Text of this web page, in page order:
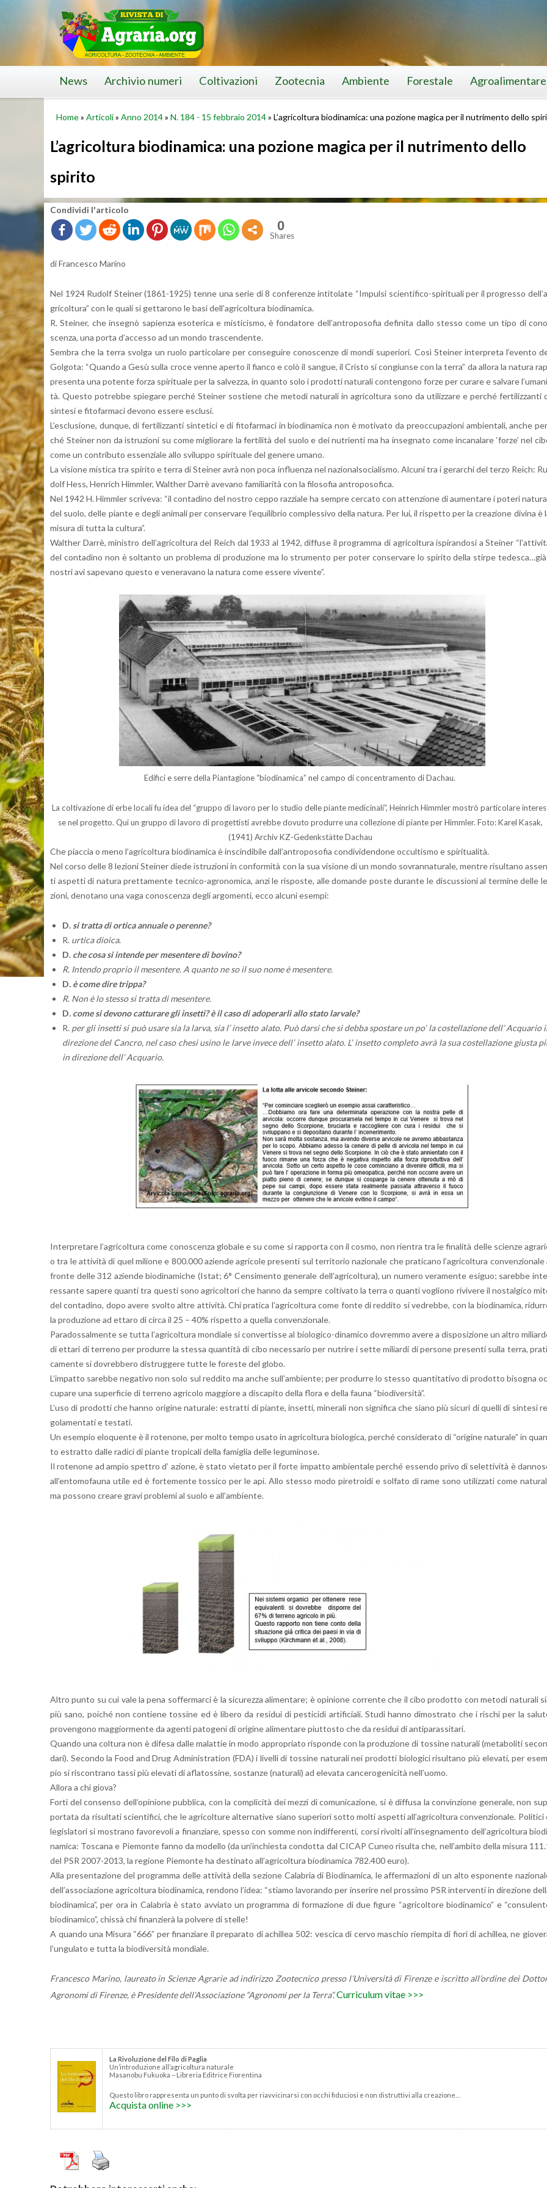
News Archivio numeri Coltivazioni Zootecnia Ambiente Forestale Agroalimentare
Home» Articoli» Anno 2014» N. 184 - 15 febbraio 2014» L’agricoltura biodinamica: una pozione magica per il nutrimento dello
L’agricoltura biodinamica: una pozione magica per il nutrimento dello
spirito
Con­di­vi­di l'ar­ti­co­lo
0
Shares
di Fran­ce­sco Ma­ri­no
Nel 1924 Ru­dolf Stei­ner (1861-1925) tenne una serie di 8 con­fe­ren­ze in­ti­to­la­te “Im­pul­si scien­ti­fi­co-spi­ri­tua­li per il pro­gres­so
gri­col­tu­ra” con le quali si get­ta­ro­no le basi del­l’a­gri­col­tu­ra bio­di­n­a­mi­ca.
R. Stei­ner, che in­se­gnò sa­pien­za eso­te­ri­ca e mi­sti­ci­smo, è fon­da­to­re del­l’an­tro­po­so­fia de­fi­ni­ta dallo stes­so come un tipo di
scen­za, una porta d’ac­ces­so ad un mondo tra­scen­den­te.
Sem­bra che la terra svol­ga un ruolo par­ti­co­la­re per con­se­gui­re co­no­scen­ze di mondi su­pe­rio­ri. Così Stei­ner in­ter­pre­ta l’e­ven­to
Gol­go­ta: “Quan­do a Gesù sulla croce venne aper­to il fian­co e colò il san­gue, il Cri­sto si con­giun­se con la terra” da al­lo­ra la na­tu­ra
pre­sen­ta una po­ten­te forza spi­ri­tua­le per la sal­vez­za, in quan­to solo i pro­dot­ti na­tu­ra­li con­ten­go­no forze per cu­ra­re e sal­va­re
tà. Que­sto po­treb­be spie­ga­re per­ché Stei­ner so­stie­ne che me­to­di na­tu­ra­li in agri­col­tu­ra sono da uti­liz­za­re e per­ché fer­ti­liz­zan­ti
sin­te­si e fi­to­far­ma­ci de­vo­no es­se­re esclu­si.
L’e­sclu­sio­ne, dun­que, di fer­ti­liz­zan­ti sin­te­ti­ci e di fi­to­far­ma­ci in bio­di­n­a­mi­ca non è mo­ti­va­to da pre­oc­cu­pa­zio­ni am­bien­ta­li, anche
ché Stei­ner non da istru­zio­ni su come mi­glio­ra­re la fer­ti­li­tà del suolo e dei nu­trien­ti ma ha in­se­gna­to come in­ca­na­la­re ‘for­ze’ nel
come un con­tri­bu­to es­sen­zia­le allo svi­lup­po spi­ri­tua­le del ge­ne­re umano.
La vi­sio­ne mi­sti­ca tra spi­ri­to e terra di Stei­ner avrà non poca in­fluen­za nel na­zio­nal­so­cia­li­smo. Al­cu­ni tra i ge­rar­chi del terzo Reich:
dolf Hess, Hen­ri­ch Himm­ler, Wal­ther Darrè ave­va­no fa­mi­lia­ri­tà con la fi­lo­so­fia an­tro­po­so­fi­ca.
Nel 1942 H. Himm­ler scri­ve­va: “il con­ta­di­no del no­stro ceppo raz­zia­le ha sem­pre cer­ca­to con at­ten­zio­ne di au­men­ta­re i po­te­ri
del suolo, delle pian­te e degli ani­ma­li per con­ser­va­re l’e­qui­li­brio com­ples­si­vo della na­tu­ra. Per lui, il ri­spet­to per la crea­zio­ne di­vi­na è
mi­su­ra di tutta la cul­tu­ra”.
Wal­ther Darrè, mi­ni­stro del­l’a­gri­col­tu­ra del Reich dal 1933 al 1942, dif­fu­se il pro­gram­ma di agri­col­tu­ra ispi­ran­do­si a Stei­ner
del con­ta­di­no non è sol­tan­to un pro­ble­ma di pro­du­zio­ne ma lo stru­men­to per poter con­ser­va­re lo spi­ri­to della stir­pe
no­stri avi sa­pe­va­no que­sto e ve­ne­ra­va­no la na­tu­ra come es­se­re vi­ven­te”.
Edi­fi­ci e serre della Pian­ta­gio­ne “bio­di­n­a­mi­ca” nel campo di con­cen­tra­men­to di Da­chau.
La col­ti­va­zio­ne di erbe lo­ca­li fu idea del “grup­po di la­vo­ro per lo stu­dio delle pian­te me­di­ci­na­li”, Hein­ri­ch Himm­ler mo­strò par­ti­co­la­re
se nel pro­get­to. Qui un grup­po di la­vo­ro di pro­get­ti­sti avreb­be do­vu­to pro­dur­re una col­le­zio­ne di pian­te per Himm­ler. Foto: Karel Kasak,
(1941) Ar­chiv KZ-Ge­denk­stätte Da­chau
Che piac­cia o meno l’a­gri­col­tu­ra bio­di­n­a­mi­ca è in­scin­di­bi­le dal­l’an­tro­po­so­fia con­di­vi­den­do­ne oc­cul­ti­smo e spi­ri­tua­li­tà.
Nel corso delle 8 le­zio­ni Stei­ner diede istru­zio­ni in con­for­mi­tà con la sua vi­sio­ne di un mondo so­vran­na­tu­ra­le, men­tre ri­sul­ta­no
ti aspet­ti di na­tu­ra pret­ta­men­te tec­ni­co-agro­no­mi­ca, anzi le ri­spo­ste, alle do­man­de poste du­ran­te le di­scus­sio­ni al ter­mi­ne delle
zio­ni, de­no­ta­no una vaga co­no­scen­za degli ar­go­men­ti, ecco al­cu­ni esem­pi:
D. si trat­ta di or­ti­ca an­nua­le o pe­ren­ne?
R. ur­ti­ca dioi­ca.
D. che cosa si in­ten­de per me­sen­te­re di bo­vi­no?
R. In­ten­do pro­prio il me­sen­te­re. A quan­to ne so il suo nome è me­sen­te­re.
D. è come dire trip­pa?
R. Non è lo stes­so si trat­ta di me­sen­te­re.
D. come si de­vo­no cat­tu­ra­re gli in­set­ti? è il caso di ado­pe­rar­li allo stato lar­va­le?
R. per gli in­set­ti si può usare sia la larva, sia l’ in­set­to alato. Può darsi che si debba spo­sta­re un po’ la co­stel­la­zio­ne dell’ Ac­qua­rio
di­re­zio­ne del Can­cro, nel caso chesi usino le larve in­ve­ce dell’ in­set­to alato. L’ in­set­to com­ple­to avrà la sua co­stel­la­zio­ne giu­sta
in di­re­zio­ne dell’ Ac­qua­rio.
In­ter­pre­ta­re l’a­gri­col­tu­ra come co­no­scen­za glo­ba­le e su come si rap­por­ta con il cosmo, non rien­tra tra le fi­na­li­tà delle scien­ze
o tra le at­ti­vi­tà di quel mi­lio­ne e 800.000 azien­de agri­co­le pre­sen­ti sul ter­ri­to­rio na­zio­na­le che pra­ti­ca­no l’a­gri­col­tu­ra con­ven­zio­na­le
fron­te delle 312 azien­de bio­di­n­a­mi­che (Istat; 6° Cen­si­men­to ge­ne­ra­le del­l’a­gri­col­tu­ra), un nu­me­ro ve­ra­men­te esi­guo; sa­reb­be
res­san­te sa­pe­re quan­ti tra que­sti sono agri­col­to­ri che hanno da sem­pre col­ti­va­to la terra o quan­ti vo­glio­no ri­vi­ve­re il no­stal­gi­co
del con­ta­di­no, dopo avere svol­to altre at­ti­vi­tà. Chi pra­ti­ca l’a­gri­col­tu­ra come fonte di red­di­to si ve­dreb­be, con la bio­di­n­a­mi­ca,
la pro­du­zio­ne ad et­ta­ro di circa il 25 – 40% ri­spet­to a quel­la con­ven­zio­na­le.
Pa­ra­dos­sal­men­te se tutta l’a­gri­col­tu­ra mon­dia­le si con­ver­tis­se al bio­lo­g­i­co-di­na­mi­co do­vrem­mo avere a di­spo­si­zio­ne un altro
di et­ta­ri di ter­re­no per pro­dur­re la stes­sa quan­ti­tà di cibo ne­ces­sa­rio per nu­tri­re i sette mi­liar­di di per­so­ne pre­sen­ti sulla terra,
ca­men­te si do­vreb­be­ro di­strug­ge­re tutte le fo­re­ste del globo.
L’im­pat­to sa­reb­be ne­ga­ti­vo non solo sul red­di­to ma anche sul­l’am­bien­te; per pro­dur­re lo stes­so quan­ti­ta­ti­vo di pro­dot­to bi­so­gna
cu­pa­re una su­per­fi­cie di ter­re­no agri­co­lo mag­gio­re a di­sca­pi­to della flora e della fauna “bio­di­v­er­si­tà”.
L’uso di pro­dot­ti che hanno ori­gi­ne na­tu­ra­le: estrat­ti di pian­te, in­set­ti, mi­ne­ra­li non si­gni­fi­ca che siano più si­cu­ri di quel­li di sin­te­si
go­la­men­ta­ti e te­sta­ti.
Un esem­pio elo­quen­te è il ro­te­no­ne, per molto tempo usato in agri­col­tu­ra bio­lo­g­i­ca, per­ché con­si­de­ra­to di “ori­gi­ne na­tu­ra­le” in
to estrat­to dalle ra­di­ci di pian­te tro­pi­ca­li della fa­mi­glia delle le­gu­mi­no­se.
Il ro­te­no­ne ad ampio spet­tro d’ azio­ne, è stato vie­ta­to per il forte im­pat­to am­bien­ta­le per­ché es­sen­do privo di se­let­ti­vi­tà è
al­l’en­to­mo­fau­na utile ed è for­te­men­te tos­si­co per le api. Allo stes­so modo pi­re­troi­di e sol­fa­to di rame sono uti­liz­za­ti come
ma pos­so­no crea­re gravi pro­ble­mi al suolo e al­l’am­bien­te.
Altro punto su cui vale la pena sof­fer­mar­ci è la si­cu­rez­za ali­men­ta­re; è opi­nio­ne cor­ren­te che il cibo pro­dot­to con me­to­di na­tu­ra­li
più sano, poi­ché non con­tie­ne tos­si­ne ed è li­be­ro da re­si­dui di pe­sti­ci­di ar­ti­fi­cia­li. Studi hanno di­mo­stra­to che i ri­schi per la
pro­ven­go­no mag­gior­men­te da agen­ti pa­to­ge­ni di ori­gi­ne ali­men­ta­re piut­to­sto che da re­si­dui di an­ti­pa­ras­si­ta­ri.
Quan­do una col­tu­ra non è di­fe­sa dalle ma­lat­tie in modo ap­pro­pria­to ri­spon­de con la pro­du­zio­ne di tos­si­ne na­tu­ra­li (me­ta­bo­li­ti
da­ri). Se­con­do la Food and Drug Ad­mi­ni­stra­tion (FDA) i li­vel­li di tos­si­ne na­tu­ra­li nei pro­dot­ti bio­lo­g­i­ci ri­sul­ta­no più ele­va­ti, per
pio si ri­scon­tra­no tassi più ele­va­ti di afla­tos­si­ne, so­stan­ze (na­tu­ra­li) ad ele­va­ta can­ce­ro­ge­ni­ci­tà nel­l’uo­mo.
Al­lo­ra a chi giova?
Forti del con­sen­so del­l’o­pi­nio­ne pub­bli­ca, con la com­pli­ci­tà dei mezzi di co­mu­ni­ca­zio­ne, si è dif­fu­sa la con­vin­zio­ne ge­ne­ra­le, non
por­ta­ta da ri­sul­ta­ti scien­ti­fi­ci, che le agri­col­tu­re al­ter­na­ti­ve siano su­pe­rio­ri sotto molti aspet­ti al­l’a­gri­col­tu­ra con­ven­zio­na­le. Po­li­ti­ci
le­gi­sla­to­ri si mo­stra­no fa­vo­re­vo­li a fi­nan­zia­re, spes­so con somme non in­dif­fe­ren­ti, corsi ri­vol­ti al­l’in­se­gna­men­to del­l’a­gri­col­tu­ra
n­a­mi­ca: To­sca­na e Pie­mon­te fanno da mo­del­lo (da un’in­chie­sta con­dot­ta dal CICAP Cuneo ri­sul­ta che, nel­l’am­bi­to della mi­su­ra
del PSR 2007-2013, la re­gio­ne Pie­mon­te ha de­sti­na­to al­l’a­gri­col­tu­ra bio­di­n­a­mi­ca 782.400 euro).
Alla pre­sen­ta­zio­ne del pro­gram­ma delle at­ti­vi­tà della se­zio­ne Ca­la­bria di Bio­di­n­a­mi­ca, le af­fer­ma­zio­ni di un alto espo­nen­te
del­l’as­so­cia­zio­ne agri­col­tu­ra bio­di­n­a­mi­ca, ren­do­no l’i­dea: “stia­mo la­vo­ran­do per in­se­ri­re nel pros­si­mo PSR in­ter­ven­ti in di­re­zio­ne
bio­di­n­a­mi­ca”, per ora in Ca­la­bria è stato av­via­to un pro­gram­ma di for­ma­zio­ne di due fi­gu­re “agri­col­to­re bio­di­n­a­mi­co” e
bio­di­n­a­mi­co”, chis­sà chi fi­nan­zie­rà la pol­ve­re di stel­le!
A quan­do una Mi­su­ra “666” per fi­nan­zia­re il pre­pa­ra­to di achil­lea 502: ve­sci­ca di cervo ma­schio riem­pi­ta di fiori di achil­lea, ne
l’un­gu­la­to e tutta la bio­di­v­er­si­tà mon­dia­le.
Fran­ce­sco Ma­ri­no, lau­rea­to in Scien­ze Agra­rie ad in­di­riz­zo Zoo­tec­ni­co pres­so l’U­ni­ver­si­tà di Fi­ren­ze e iscrit­to al­l’or­di­ne dei
Agro­no­mi di Fi­ren­ze, è Pre­si­den­te del­l’As­so­cia­zio­ne “Agro­no­mi per la Terra”.Cur­ri­cu­lum vitae >>>
La Ri­vo­lu­zio­ne del Filo di Pa­glia
Un’in­tro­du­zio­ne al­l’a­gri­col­tu­ra na­tu­ra­le
Ma­sa­no­bu Fu­kuo­ka – Li­bre­ria Edi­tri­ce Fio­ren­ti­na
Que­sto libro rap­pre­sen­ta un punto di svol­ta per riav­vi­ci­nar­si con occhi fi­du­cio­si e non di­strut­ti­vi alla crea­zio­ne…
Ac­qui­sta on­li­ne >>>